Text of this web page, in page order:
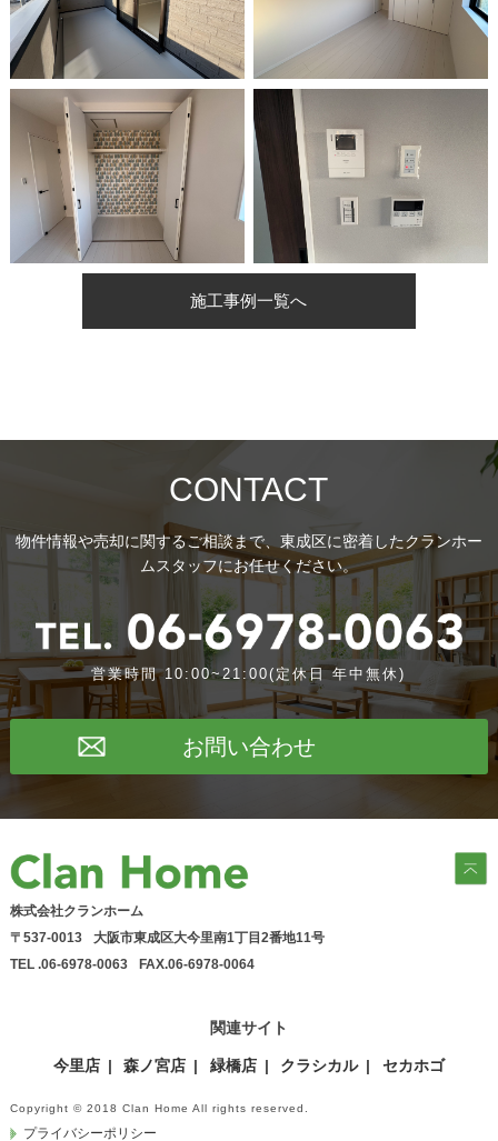
施工事例一覧へ
CONTACT
物件情報や売却に関するご相談まで、東成区に密着したクランホー
ムスタッフにお任せください。
営業時間 10:00~21:00(定休日 年中無休)
お問い合わせ
株式会社クランホーム
〒537-0013
大阪市東成区大今里南1丁目2番地11号
TEL .06-6978-0063
FAX.06-6978-0064
関連サイト
今里店 森ノ宮店 緑橋店 クラシカル セカホゴ
Copyright © 2018 Clan Home All rights reserved.
プライバシーポリシー